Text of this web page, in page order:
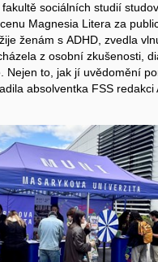
fakultě sociálních studií
Magnesia Litera za
ženám s ADHD, zvedla
z osobní zkušenosti,
. Nejen to, jak jí uvědomění
absolventka FSS redakci